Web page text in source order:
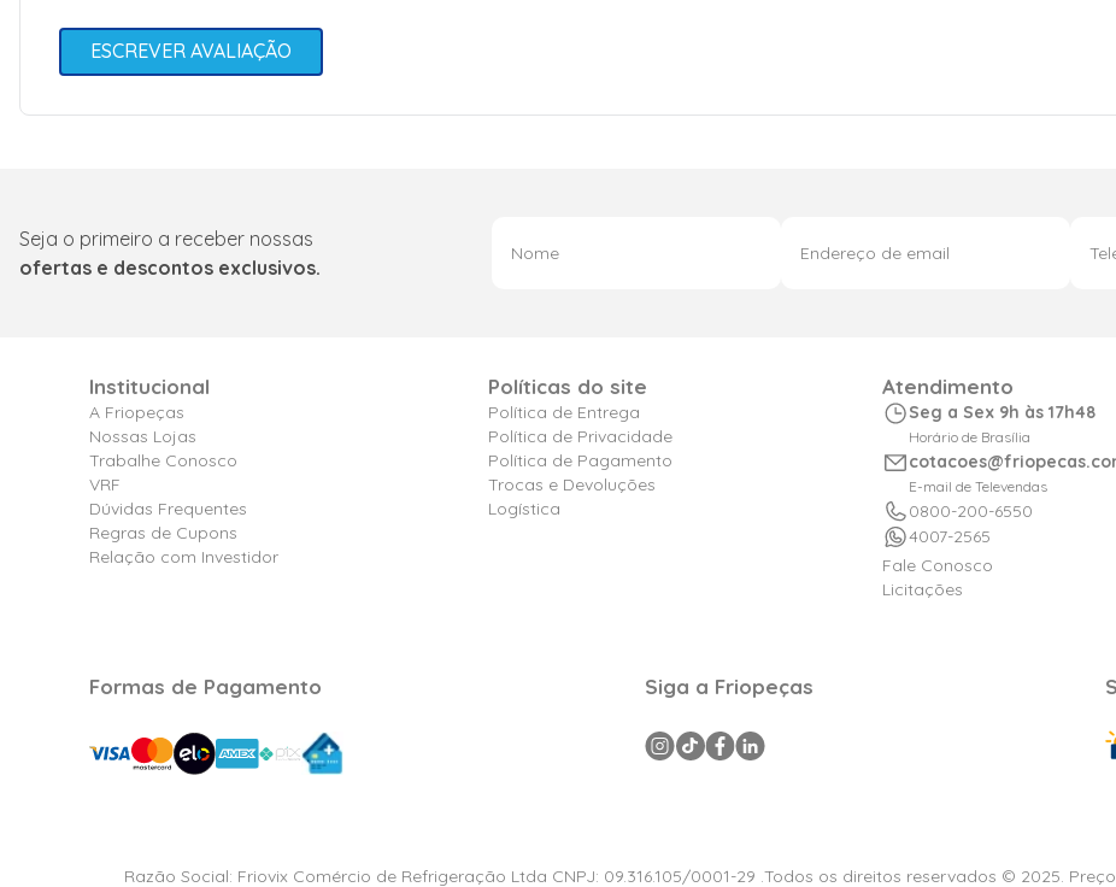
ESCREVER AVALIAÇÃO
Seja o primeiro a receber nossas
ofertas e descontos exclusivos.
Institucional
A Friopeças
Nossas Lojas
Trabalhe Conosco
VRF
Dúvidas Frequentes
Regras de Cupons
Relação com Investidor
Políticas do site
Política de Entrega
Política de Privacidade
Política de Pagamento
Trocas e Devoluções
Logística
Atendimento
Seg a Sex 9h às 17h48
Horário de Brasília
E-mail de Televendas
0800-200-6550
4007-2565
Fale Conosco
Licitações
Formas de Pagamento Siga a Friopeças
Razão Social: Friovix Comércio de Refrigeração Ltda CNPJ: 09.316.105/0001-29 .Todos os direitos reservados © 2025.